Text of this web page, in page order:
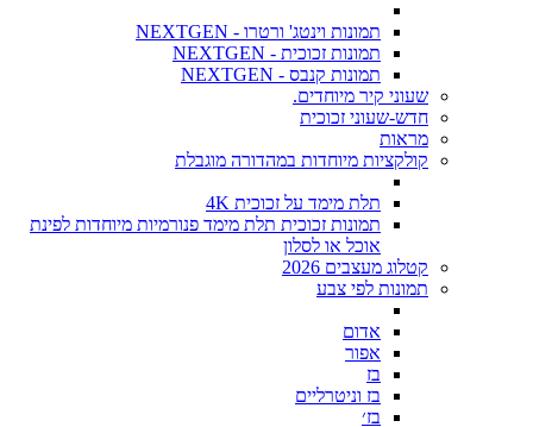
תמונות וינטג' ורטרו - NEXTGEN
תמונות זכוכית - NEXTGEN
תמונות קנבס - NEXTGEN
שעוני קיר מיוחדים.
חדש-שעוני זכוכית
מראות
קולקציות מיוחדות במהדורה מוגבלת
תלת מימד על זכוכית 4K
תמונות זכוכית תלת מימד פנורמיות מיוחדות לפינת
אוכל או לסלון
קטלוג מעצבים 2026
תמונות לפי צבע
אדום
אפור
בז
בז וניטרליים
בז׳